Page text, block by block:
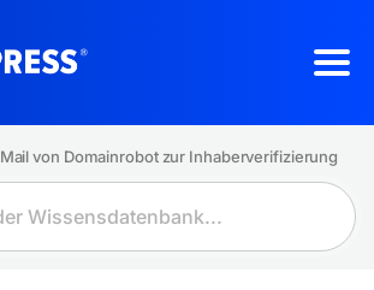
Mail von Domainrobot zur Inhaberverifizierung